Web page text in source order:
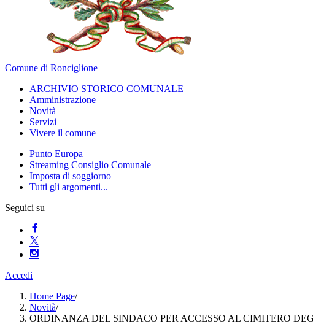
Comune di Ronciglione
ARCHIVIO STORICO COMUNALE
Amministrazione
Novità
Servizi
Vivere il comune
Punto Europa
Streaming Consiglio Comunale
Imposta di soggiorno
Tutti gli argomenti...
Seguici su
Accedi
Home Page/
Novità/
ORDINANZA DEL SINDACO PER ACCESSO AL CIMITERO